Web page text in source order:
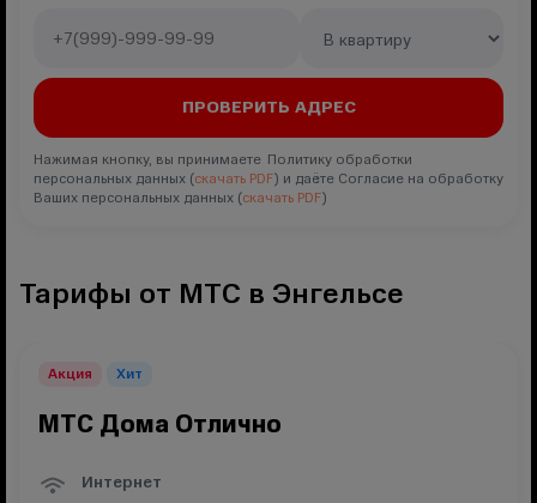
Нажимая кнопку, вы принимаете Политику обработки
персональных данных (скачать PDF) и даёте Согласие на обработку
Ваших персональных данных (скачать PDF)
Тарифы от МТС в Энгельсе
Хит
Акция
МТС Дома Отлично
Интернет